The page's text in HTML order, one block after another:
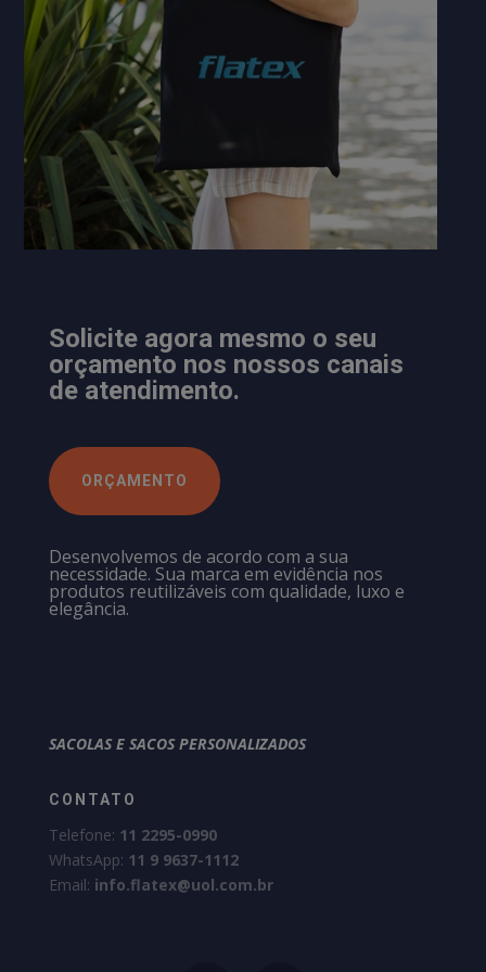
Solicite agora mesmo o seu
orçamento nos nossos canais
de atendimento.
ORÇAMENTO
Desenvolvemos de acordo com a sua
necessidade. Sua marca em evidência nos
produtos reutilizáveis com qualidade, luxo e
elegância.
SACOLAS E SACOS PERSONALIZADOS
CONTATO
Telefone: 11 2295-0990
WhatsApp: 11 9 9637-1112
Email: info.flatex@uol.com.br